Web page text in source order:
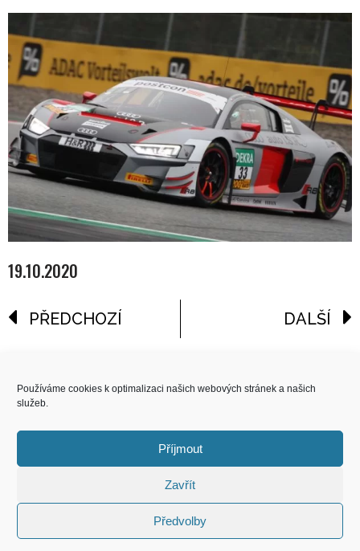
Používáme cookies k optimalizaci našich webových stránek a našich
služeb.
Příjmout
Zavřít
Předvolby
19.10.2020
PŘEDCHOZÍ DALŠÍ
COPYRIGHT
© 2026 Speed Limit,
All Rights Reserved